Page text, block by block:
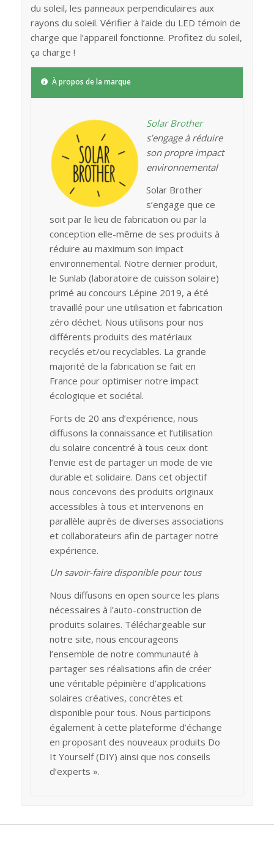
du soleil, les panneaux perpendiculaires aux
rayons du soleil. Vérifier à l’aide du LED témoin de
charge que l’appareil fonctionne. Profitez du soleil,
ça charge !
À propos de la marque
Solar Brother
s’engage à réduire
son propre impact
environnemental
Solar Brother
s’engage que ce
soit par le lieu de fabrication ou par la
conception elle-même de ses produits à
réduire au maximum son impact
environnemental. Notre dernier produit,
le Sunlab (laboratoire de cuisson solaire)
primé au concours Lépine 2019, a été
travaillé pour une utilisation et fabrication
zéro déchet. Nous utilisons pour nos
différents produits des matériaux
recyclés et/ou recyclables. La grande
majorité de la fabrication se fait en
France pour optimiser notre impact
écologique et sociétal.
Forts de 20 ans d’expérience, nous
diffusons la connaissance et l’utilisation
du solaire concentré à tous ceux dont
l’envie est de partager un mode de vie
durable et solidaire. Dans cet objectif
nous concevons des produits originaux
accessibles à tous et intervenons en
parallèle auprès de diverses associations
et collaborateurs afin de partager notre
expérience.
Un savoir-faire disponible pour tous
Nous diffusons en open source les plans
nécessaires à l’auto-construction de
produits solaires. Téléchargeable sur
notre site, nous encourageons
l’ensemble de notre communauté à
partager ses réalisations afin de créer
une véritable pépinière d’applications
solaires créatives, concrètes et
disponible pour tous. Nous participons
également à cette plateforme d’échange
en proposant des nouveaux produits Do
It Yourself (DIY) ainsi que nos conseils
d’experts ».